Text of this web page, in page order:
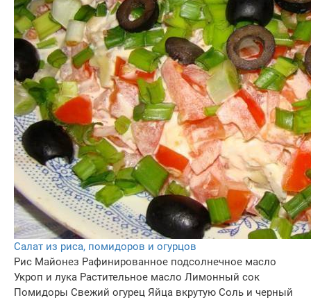
Салат из риса, помидоров и огурцов
Рис Майонез Рафинированное подсолнечное масло
Укроп и лука Растительное масло Лимонный сок
Помидоры Свежий огурец Яйца вкрутую Соль и черный